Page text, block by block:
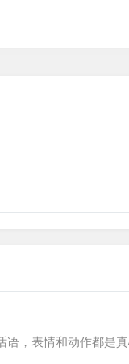
，表情和动作都是